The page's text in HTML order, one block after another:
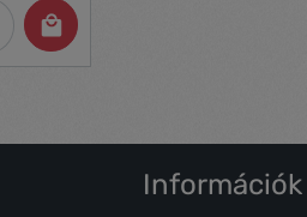
meg a kívánt
Információk